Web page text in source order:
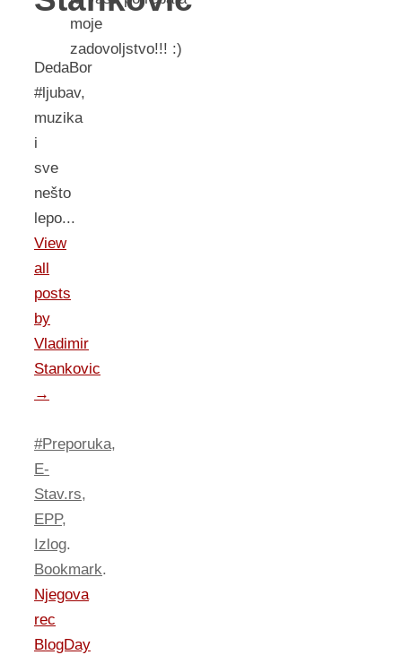
DedaBor
#ljubav,
muzika
i
sve
nešto
lepo...
View
all
posts
by
Vladimir
Stankovic
→
#Preporuka,
E-
Stav.rs,
EPP,
Izlog.
Bookmark.
Njegova
rec
BlogDay
moje
zadovoljstvo!!! :)